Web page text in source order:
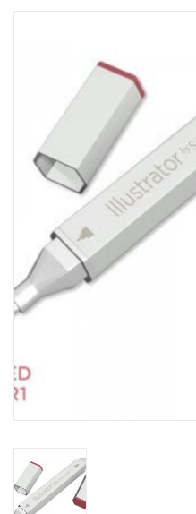
WORKSHOPS
SPECIALS
OUTILS